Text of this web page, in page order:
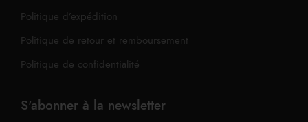
Politique d’expédition
Politique de retour et remboursement
Politique de confidentialité
S'abonner à la newsletter